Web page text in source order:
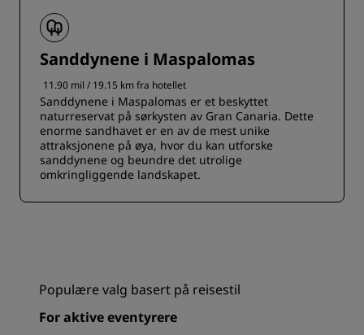
Sanddynene i Maspalomas
11.90 mil / 19.15 km fra hotellet
Sanddynene i Maspalomas er et beskyttet
naturreservat på sørkysten av Gran Canaria. Dette
enorme sandhavet er en av de mest unike
attraksjonene på øya, hvor du kan utforske
sanddynene og beundre det utrolige
omkringliggende landskapet.
Populære valg basert på reisestil
For aktive eventyrere